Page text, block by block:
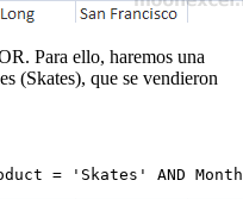
Para ello, haremos una
(Skates), que se vendieron